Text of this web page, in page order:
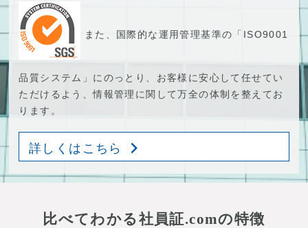
また、国際的な運用管理基準の「ISO9001
品質システム」にのっとり、お客様に安心して任せてい
ただけるよう、情報管理に関して万全の体制を整えてお
ります。
詳しくはこちら
比べてわかる社員証.comの特徴